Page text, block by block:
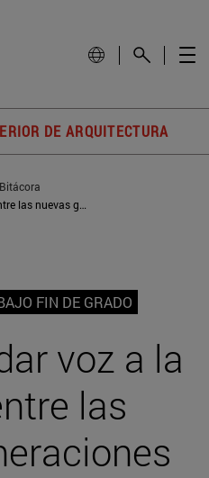
DE ARQUITECTURA
Bitácora
‘Saudade’, dar voz a la artesanía entre las nuevas generaciones
FIN DE GRADO
voz a la
las